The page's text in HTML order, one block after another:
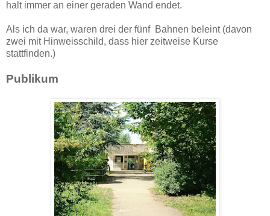
halt immer an einer geraden Wand endet.
Als ich da war, waren drei der fünf Bahnen beleint (davon
zwei mit Hinweisschild, dass hier zeitweise Kurse
stattfinden.)
Publikum